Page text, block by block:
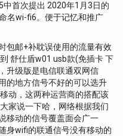
首次提出 2020年1月3日的
名wi-fi6。便于记忆和推广
包邮+补耽误使用的流量有效
舒仕盾w01 usb款(免插卡 下
升级版是电信联通双网信
的地方信号不好的可以选升
动，这两种运营商的搭配该
家说一下哈，网络根据我们
移动的信号覆盖面会广一
身wifi的联通信号没有移动的